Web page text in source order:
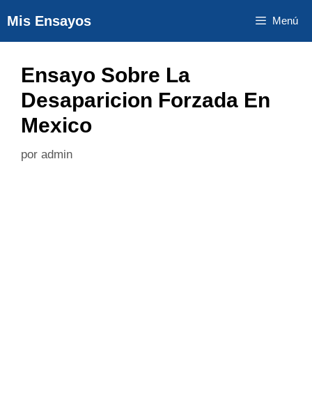
al
contenido
Mis Ensayos Menú
Ensayo Sobre La
Desaparicion Forzada En
Mexico
por admin